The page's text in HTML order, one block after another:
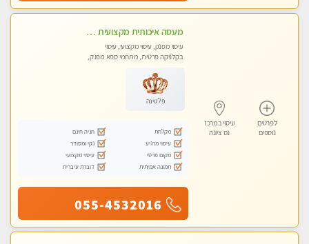
לפרטים
נוספים
עיסוי במרכז
נס ציונה
מעסה איכותית מקצועית מאוד- חדשה בראשון לציון
עיסוי מפנק, עיסוי מקצועי, עיסוי
בקלניקה פרטית, מתחמי ספא מפנק,
פלטינה
מקלחת
חניה חינם
עיסוי מרגיע
נקי ומסודר
מקום פרטי
עיסוי מקצועי
תמונה אמיתית
דוברת עיברית
055-4532016